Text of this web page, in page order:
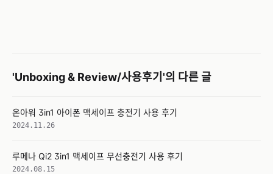
'Unboxing & Review/사용후기'의 다른 글
온아워 3in1 아이폰 맥세이프 충전기 사용 후기
2024.11.26
루메나 Qi2 3in1 맥세이프 무선충전기 사용 후기
2024.08.15